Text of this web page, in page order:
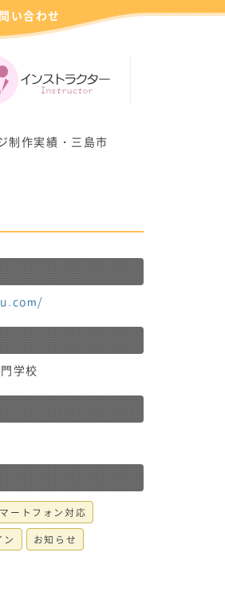
い合わせ
制作実績・三島市
学校
ートフォン対応
お知らせ